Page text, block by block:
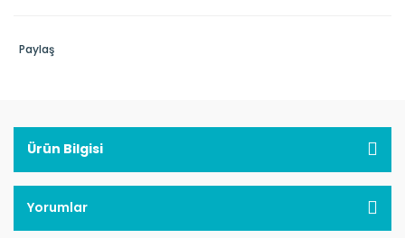
Paylaş
Ürün Bilgisi
Yorumlar